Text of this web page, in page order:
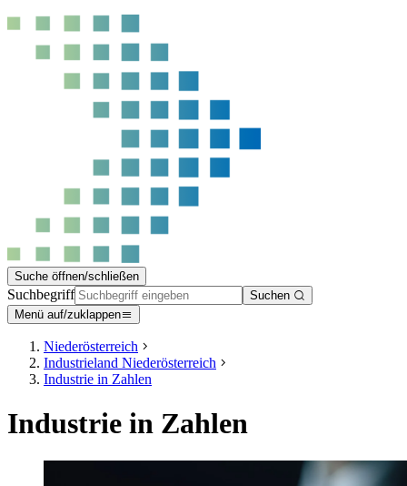
Suche öffnen/schließen
Suchbegriff
Suchen
Menü auf/zuklappen
Niederösterreich
Industrieland Niederösterreich
Industrie in Zahlen
Industrie in Zahlen